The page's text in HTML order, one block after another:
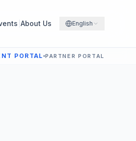
About Us English
PORTAL PARTNER PORTAL